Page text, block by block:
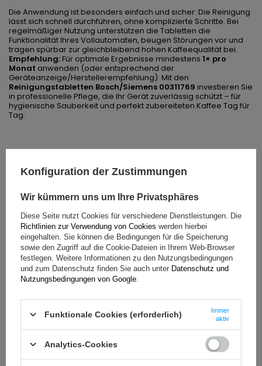
Die Anwendung ist besonders einfach und sicher: Die Reinigung
lässt sich schnell durchführen, ohne komplizierte Schritte. Bei
regelmäßiger Nutzung unterstützen die Tabletten die
Funktionalität Ihres Vollautomaten, beugen Störungen vor und
tragen spürbar zur gleichbleibend hohen Kaffeequalität bei.
Empfehlung:Für optimale Ergebnisse mindestens 1× pro
Monat anwenden (oder entsprechend der
Geräteanzeige/Herstellerempfehlung). Mit den
Reinigungstabletten Bosch/Siemens 00311769 investieren Sie
in professionelle Pflege, die Ihr Gerät zuverlässig schützt – für
hygienische Sauberkeit und perfekt zubereiteten Kaffee Tag für
Tag.
5 / 5
Ihr Vorname
Ihre E-Mail-Adresse
Konfiguration der Zustimmungen
Wir kümmern uns um Ihre Privatsphäres
Diese Seite nutzt Cookies für verschiedene Dienstleistungen. Die
Richtlinien zur Verwendung von Cookies werden hierbei
eingehalten. Sie können die Bedingungen für die Speicherung
sowie den Zugriff auf die Cookie-Dateien in Ihrem Web-Browser
festlegen. Weitere Informationen zu den Nutzungsbedingungen
und zum Datenschutz finden Sie auch unter Datenschutz und
Nutzungsbedingungen von Google
Funktionale Cookies (erforderlich)
Immer
aktiv
Analytics-Cookies